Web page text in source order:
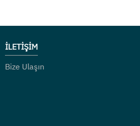
İLETİŞİM
Bize Ulaşın